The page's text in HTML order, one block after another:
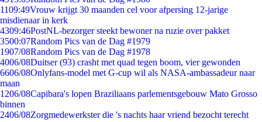
1109:49Vrouw krijgt 30 maanden cel voor afpersing 12-jarige
misdienaar in kerk
4309:46PostNL-bezorger steekt bewoner na ruzie over pakket
3500:07Random Pics van de Dag #1979
1907/08Random Pics van de Dag #1978
4006/08Duitser (93) crasht met quad tegen boom, vier gewonden
6606/08Onlyfans-model met G-cup wil als NASA-ambassadeur naar
maan
1206/08Capibara's lopen Braziliaans parlementsgebouw Mato Grosso
binnen
2406/08Zorgmedewerkster die 's nachts haar vriend bezocht terecht